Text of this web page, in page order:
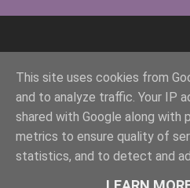
©Tonos Gratis para
Reserved.
This site uses cookies from
and to analyze traffic. Your IP
shared with Google along with
metrics to ensure quality of
statistics, and to detect and